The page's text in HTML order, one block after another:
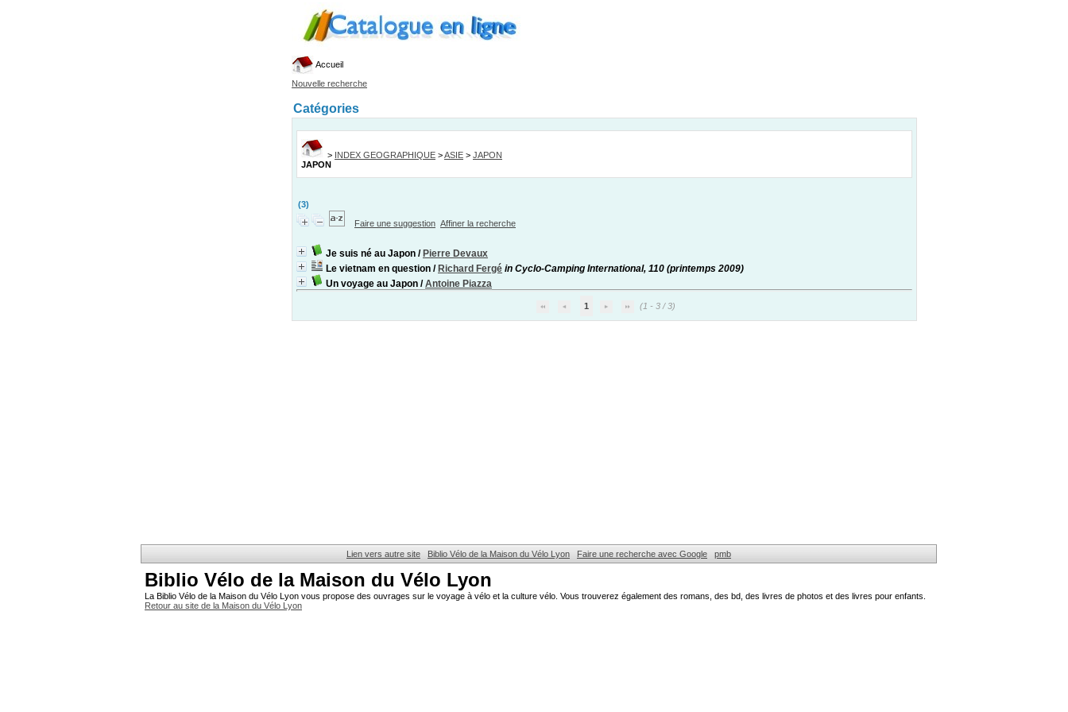
Accueil
Nouvelle recherche
Catégories
> INDEX GEOGRAPHIQUE >ASIE > JAPON
JAPON
(3)
Faire une suggestion Affiner la recherche
Je suis né au Japon / Pierre Devaux
Le vietnam en question / Richard Fergé in Cyclo-Camping International, 110 (printemps 2009)
Un voyage au Japon /Antoine Piazza
1 (1 - 3 / 3)
Lien vers autre site Biblio Vélo de la Maison du Vélo Lyon Faire une recherche avec Google pmb
Biblio Vélo de la Maison du Vélo Lyon
La Biblio Vélo de la Maison du Vélo Lyon vous propose des ouvrages sur le voyage à vélo et la culture vélo. Vous trouverez également des romans, des bd, des livres de photos et des livres pour enfants.
Retour au site de la Maison du Vélo Lyon